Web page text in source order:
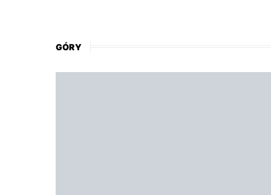
PODRÓŻE PO POLSCE
BORY TUCHOLSKIE –
GÓRY